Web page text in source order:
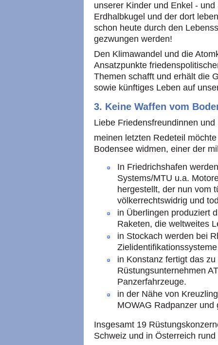
unserer Kinder und Enkel -
Erdhalbkugel und der dort
schon heute durch den
gezwungen werden!
Den Klimawandel und die
Ansatzpunkte
Themen schafft und erhält die
sowie künftiges Leben auf
3. Keine Waffen vom
Liebe Friedensfreundinnen
meinen letzten Redeteil
Bodensee widmen, einer der
In Friedrichshafen
Systems/MTU u.a.
hergestellt, der nun vom
völkerrechtswidrig und
in Überlingen produziert
Raketen, die weltweites
in Stockach werden bei
in Konstanz fertigt das
Rüstungsunternehmen
Panzerfahrzeuge.
in der Nähe von
MOWAG Radpanzer
Insgesamt 19
Schweiz und in Österreich